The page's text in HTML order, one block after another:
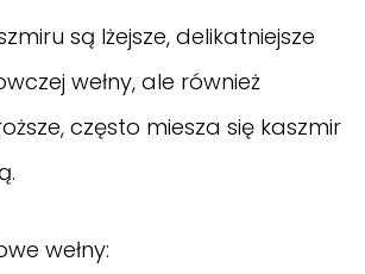
są lżejsze, delikatniejsze
wełny, ale również
często miesza się kaszmir
wełny: